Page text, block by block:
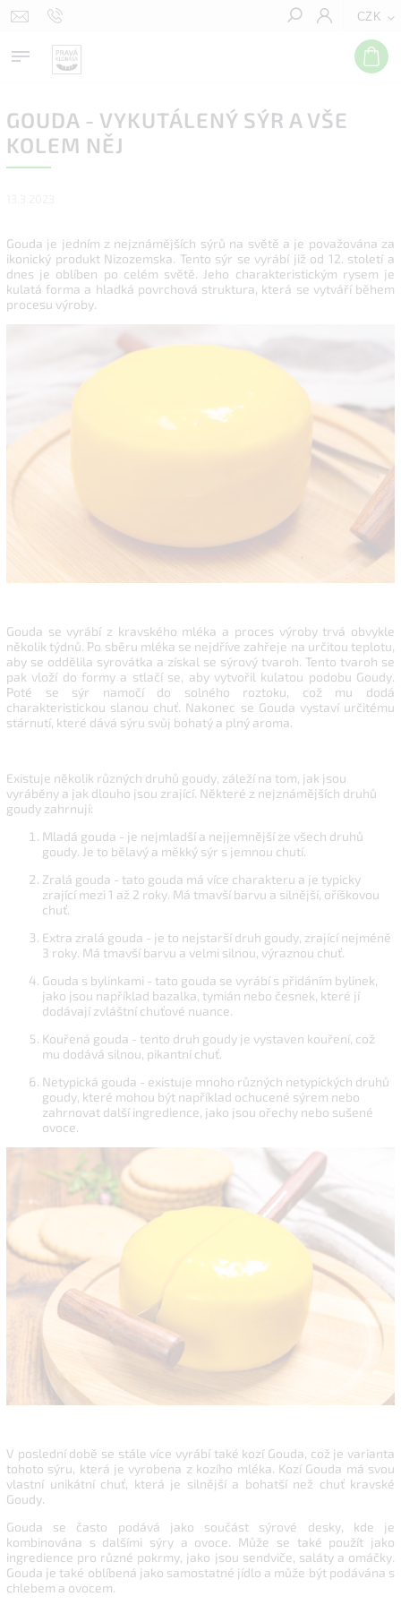
CZK
Hledat
GOUDA - VYKUTÁLENÝ SÝR A VŠE
KOLEM NĚJ
Gouda je jedním z nejznámějších sýrů na světě a je považována za
ikonický produkt Nizozemska. Tento sýr se vyrábí již od 12. století a
dnes je oblíben po celém světě. Jeho charakteristickým rysem je
kulatá forma a hladká povrchová struktura, která se vytváří během
procesu výroby.
Gouda se vyrábí z kravského mléka a proces výroby trvá obvykle
několik týdnů. Po sběru mléka se nejdříve zahřeje na určitou teplotu,
aby se oddělila syrovátka a získal se sýrový tvaroh. Tento tvaroh se
pak vloží do formy a stlačí se, aby vytvořil kulatou podobu Goudy.
Poté se sýr namočí do solného roztoku, což mu dodá
charakteristickou slanou chuť. Nakonec se Gouda vystaví určitému
stárnutí, které dává sýru svůj bohatý a plný aroma.
Existuje několik různých druhů goudy, záleží na tom, jak jsou
vyráběny a jak dlouho jsou zrající. Některé z nejznámějších druhů
goudy zahrnují:
Mladá gouda - je nejmladší a nejjemnější ze všech druhů
goudy. Je to bělavý a měkký sýr s jemnou chutí.
Zralá gouda - tato gouda má více charakteru a je typicky
zrající mezi 1 až 2 roky. Má tmavší barvu a silnější, oříškovou
chuť.
Extra zralá gouda - je to nejstarší druh goudy, zrající nejméně
3 roky. Má tmavší barvu a velmi silnou, výraznou chuť.
Gouda s bylinkami - tato gouda se vyrábí s přidáním bylinek,
jako jsou například bazalka, tymián nebo česnek, které jí
dodávají zvláštní chuťové nuance.
Kouřená gouda - tento druh goudy je vystaven kouření, což
mu dodává silnou, pikantní chuť.
Netypická gouda - existuje mnoho různých netypických druhů
goudy, které mohou být například ochucené sýrem nebo
zahrnovat další ingredience, jako jsou ořechy nebo sušené
ovoce.
V poslední době se stále více vyrábí také kozí Gouda, což je varianta
tohoto sýru, která je vyrobena z kozího mléka. Kozí Gouda má svou
vlastní unikátní chuť, která je silnější a bohatší než chuť kravské
Goudy.
Gouda se často podává jako součást sýrové desky, kde je
kombinována s dalšími sýry a ovoce. Může se také použít jako
ingredience pro různé pokrmy, jako jsou sendviče, saláty a omáčky.
Gouda je také oblíbená jako samostatné jídlo a může být podávána s
chlebem a ovocem.